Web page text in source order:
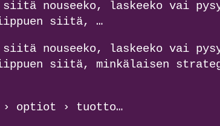
nouseeko, laskeeko vai
siitä, …
nouseeko, laskeeko vai
siitä, minkälaisen
optiot › tuotto…